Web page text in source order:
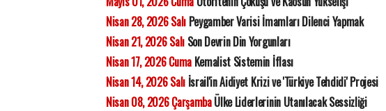
Nisan 28, 2026 SalıPeygamber Varisi İmamları Dilenci Yapmak
Nisan 21, 2026 SalıSon Devrin Din Yorgunları
Nisan 17, 2026 CumaKemalist Sistemin İflası
Nisan 14, 2026 Salıİsrail'in Aidiyet Krizi ve 'Türkiye Tehdidi' Projesi
Nisan 08, 2026 ÇarşambaÜlke Liderlerinin Utanılacak Sessizliği